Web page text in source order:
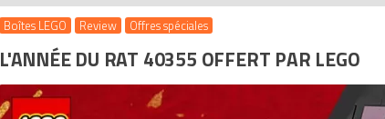
Boîtes LEGO Review Offres spéciales
L'ANNÉE DU RAT 40355 OFFERT PAR LEGO